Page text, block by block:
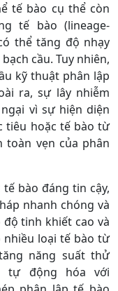
tế bào cụ thể còn
tế bào (lineage-
thể tăng độ nhạy
cầu. Tuy nhiên,
kỹ thuật phân lập
ra, sự lây nhiễm
vì sự hiện diện
tiêu hoặc tế bào từ
toàn vẹn của phân
bào đáng tin cậy,
nhanh chóng và
tinh khiết cao và
nhiều loại tế bào từ
năng suất thử
tự động hóa với